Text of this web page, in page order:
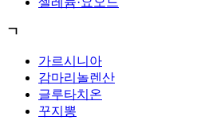
ㄱ
가르시니아
감마리놀렌산
글루타치온
꾸지뽕